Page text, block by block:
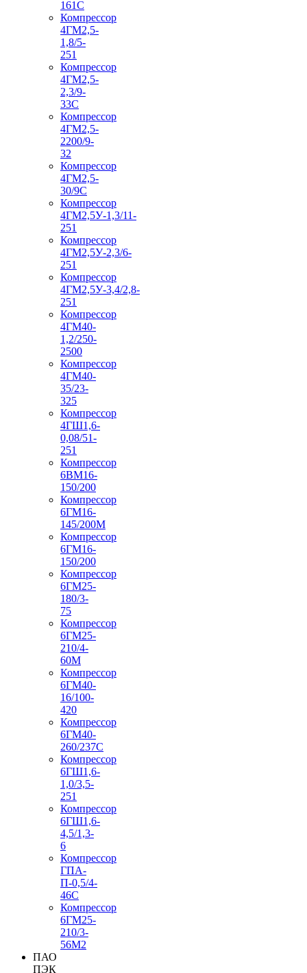
161С
Компрессор
4ГМ2,5-
1,8/5-
251
Компрессор
4ГМ2,5-
2,3/9-
33С
Компрессор
4ГМ2,5-
2200/9-
32
Компрессор
4ГМ2,5-
30/9С
Компрессор
4ГМ2,5У-1,3/11-
251
Компрессор
4ГМ2,5У-2,3/6-
251
Компрессор
4ГМ2,5У-3,4/2,8-
251
Компрессор
4ГМ40-
1,2/250-
2500
Компрессор
4ГМ40-
35/23-
325
Компрессор
4ГШ1,6-
0,08/51-
251
Компрессор
6ВМ16-
150/200
Компрессор
6ГМ16-
145/200М
Компрессор
6ГМ16-
150/200
Компрессор
6ГМ25-
180/3-
75
Компрессор
6ГМ25-
210/4-
60М
Компрессор
6ГМ40-
16/100-
420
Компрессор
6ГМ40-
260/237C
Компрессор
6ГШ1,6-
1,0/3,5-
251
Компрессор
6ГШ1,6-
4,5/1,3-
6
Компрессор
ГПА-
П-0,5/4-
46С
Компрессор
6ГМ25-
210/3-
56М2
ПАО
ПЭК